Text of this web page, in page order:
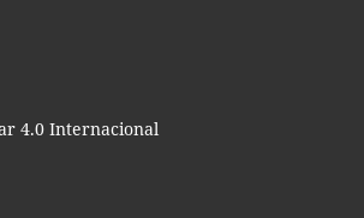
4.0 Internacional